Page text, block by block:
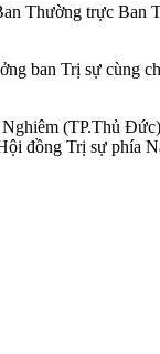
Thường trực
ban Trị sự cùng
(TP.Thủ
đồng Trị sự phía